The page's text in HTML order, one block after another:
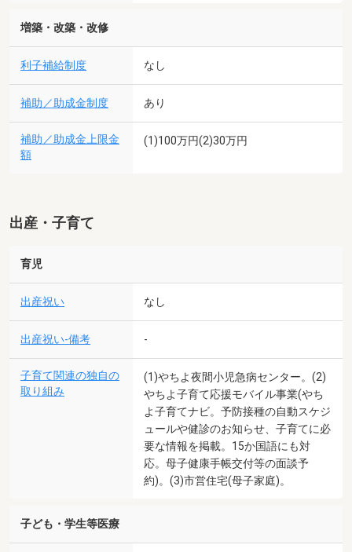
増築・改築・改修
利子補給制度 なし
補助／助成金制度 あり
補助／助成金上限金
額
(1)100万円(2)30万円
出産・子育て
育児
出産祝い なし
出産祝い-備考 -
子育て関連の独自の
取り組み
(1)やちよ夜間小児急病センター。(2)
やちよ子育て応援モバイル事業(やち
よ子育てナビ。予防接種の自動スケジ
ュールや健診のお知らせ、子育てに必
要な情報を掲載。15か国語にも対
応。母子健康手帳交付等の面談予
約)。(3)市営住宅(母子家庭)。
子ども・学生等医療